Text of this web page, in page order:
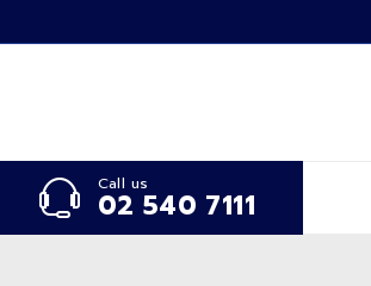
Call us
02 540 7111